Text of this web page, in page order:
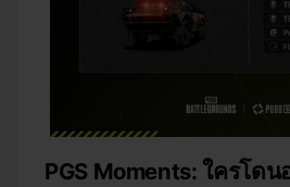
PGS Moments: ใครโดน